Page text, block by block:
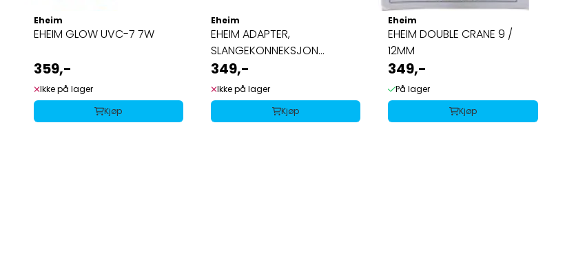
Eheim
EHEIM GLOW UVC-7 7W
359,-
Ikke på lager
Kjøp
Eheim
EHEIM ADAPTER,
SLANGEKONNEKSJON
2222/2324
349,-
Ikke på lager
Kjøp
Eheim
EHEIM DOUBLE CRANE 9 /
12MM
349,-
På lager
Kjøp